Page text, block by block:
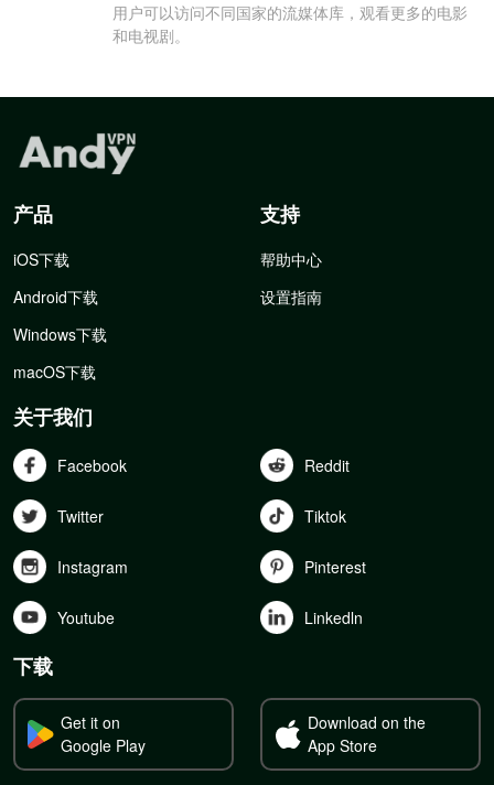
用户可以访问不同国家的流媒体库，观看更多的电影
和电视剧。
产品
iOS下载
Android下载
Windows下载
macOS下载
支持
帮助中心
设置指南
关于我们
Facebook Reddit
Twitter Tiktok
Instagram Pinterest
Youtube Linkedln
下载
Get it on
Google Play
Download on the
App Store